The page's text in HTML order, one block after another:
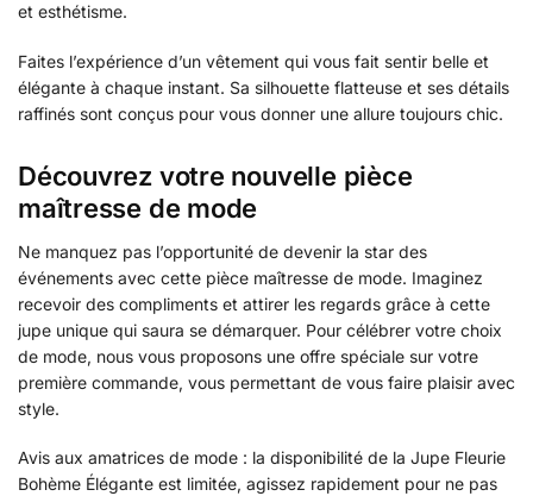
et esthétisme.
Faites l’expérience d’un vêtement qui vous fait sentir belle et
élégante à chaque instant. Sa silhouette flatteuse et ses détails
raffinés sont conçus pour vous donner une allure toujours chic.
Découvrez votre nouvelle pièce
maîtresse de mode
Ne manquez pas l’opportunité de devenir la star des
événements avec cette pièce maîtresse de mode. Imaginez
recevoir des compliments et attirer les regards grâce à cette
jupe unique qui saura se démarquer. Pour célébrer votre choix
de mode, nous vous proposons une offre spéciale sur votre
première commande, vous permettant de vous faire plaisir avec
style.
Avis aux amatrices de mode : la disponibilité de la Jupe Fleurie
Bohème Élégante est limitée, agissez rapidement pour ne pas